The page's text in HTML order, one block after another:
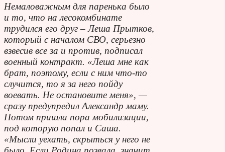
Немаловажным для паренька было
и то, что на лесокомбинате
трудился его друг – Леша Прытков,
который с началом СВО, серьезно
взвесив все за и против, подписал
военный контракт. «Леша мне как
брат, поэтому, если с ним что-то
случится, то я за него пойду
воевать. Не остановите меня», —
сразу предупредил Александр маму.
Потом пришла пора мобилизации,
под которую попал и Саша.
«Мысли уехать, скрыться у него не